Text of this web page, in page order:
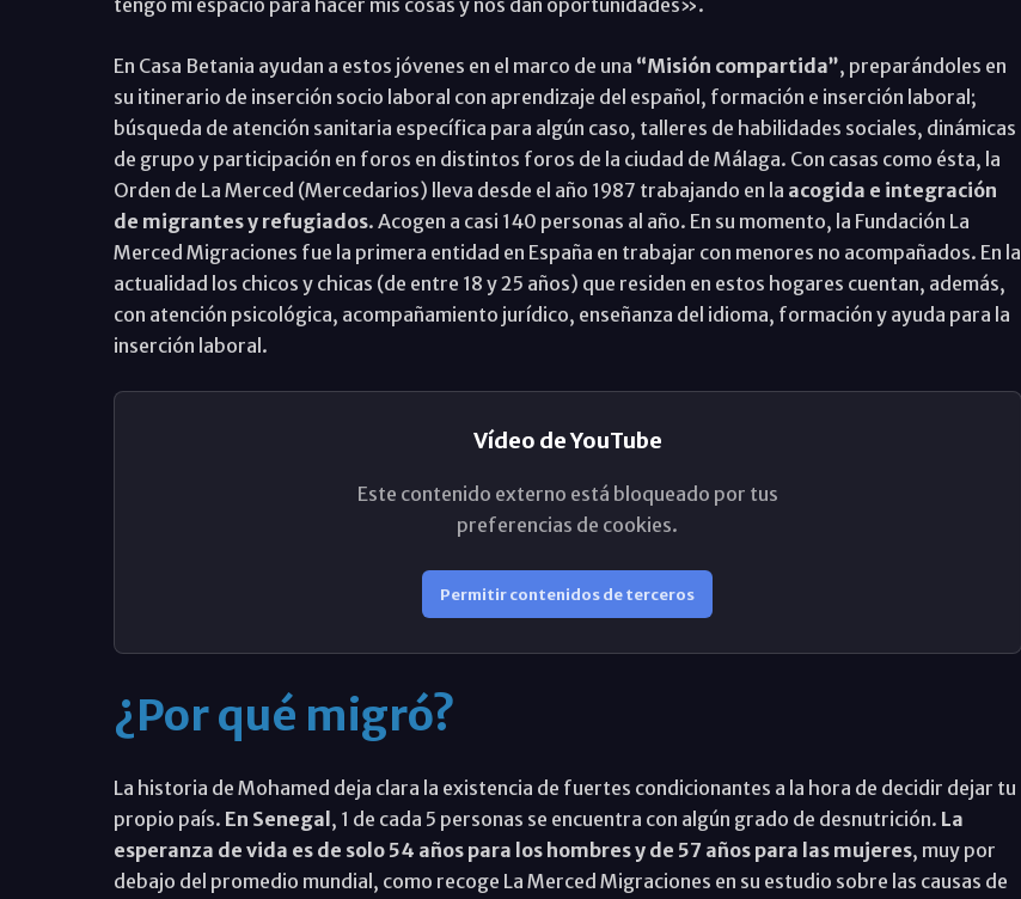
tengo mi espacio para hacer mis cosas y nos dan oportunidades».
En Casa Betania ayudan a estos jóvenes en el marco de una “Misión compartida”, preparándoles en
su itinerario de inserción socio laboral con aprendizaje del español, formación e inserción laboral;
búsqueda de atención sanitaria específica para algún caso, talleres de habilidades sociales, dinámicas
de grupo y participación en foros en distintos foros de la ciudad de Málaga. Con casas como ésta, la
Orden de La Merced (Mercedarios) lleva desde el año 1987 trabajando en la acogida e integración
de migrantes y refugiados. Acogen a casi 140 personas al año. En su momento, la Fundación La
Merced Migraciones fue la primera entidad en España en trabajar con menores no acompañados. En la
actualidad los chicos y chicas (de entre 18 y 25 años) que residen en estos hogares cuentan, además,
con atención psicológica, acompañamiento jurídico, enseñanza del idioma, formación y ayuda para la
inserción laboral.
Vídeo de YouTube
Este contenido externo está bloqueado por tus
preferencias de cookies.
Permitir contenidos de terceros
¿Por qué migró?
La historia de Mohamed deja clara la existencia de fuertes condicionantes a la hora de decidir dejar tu
propio país. En Senegal , 1 de cada 5 personas se encuentra con algún grado de desnutrición. La
esperanza de vida es de solo 54 años para los hombres y de 57 años para las mujeres, muy por
debajo del promedio mundial, como recoge La Merced Migraciones en su estudio sobre las causas de